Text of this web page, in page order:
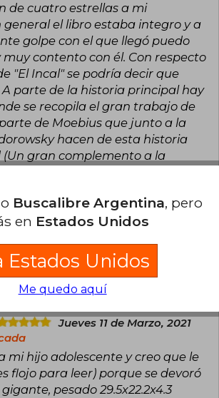
de cuatro estrellas a mi
general el libro estaba integro y a
golpe con el que llegó puedo
contento con él. Con respecto
"El Incal" se podría decir que
parte de la historia principal hay
se recopila el gran trabajo de
de Moebius que junto a la
hacen de esta historia
gran complemento a la
por parte de
es muy buena y ahora que lo
Jueves 11 de Marzo, 2021
mi hijo adolescente y creo que le
flojo para leer) porque se devoró
pesado 29.5x22.2x4.3
Buscalibre Argentina, pero
en Estados Unidos
Estados Unidos
Me quedo aquí